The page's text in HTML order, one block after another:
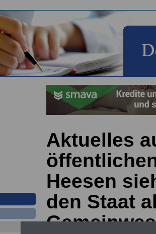
Aktuelles
Heesen
den Staat